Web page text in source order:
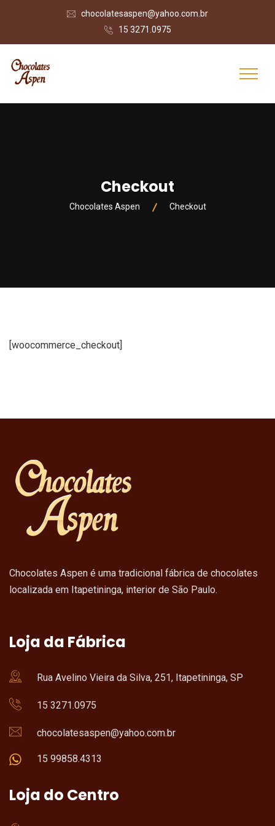
chocolatesaspen@yahoo.com.br
15 3271.0975
Checkout
Chocolates Aspen Checkout
[woocommerce_checkout]
Chocolates Aspen é uma tradicional fábrica de chocolates
localizada em Itapetininga, interior de São Paulo.
Loja da Fábrica
Rua Avelino Vieira da Silva, 251, Itapetininga, SP
15 3271.0975
chocolatesaspen@yahoo.com.br
15 99858.4313
Loja do Centro